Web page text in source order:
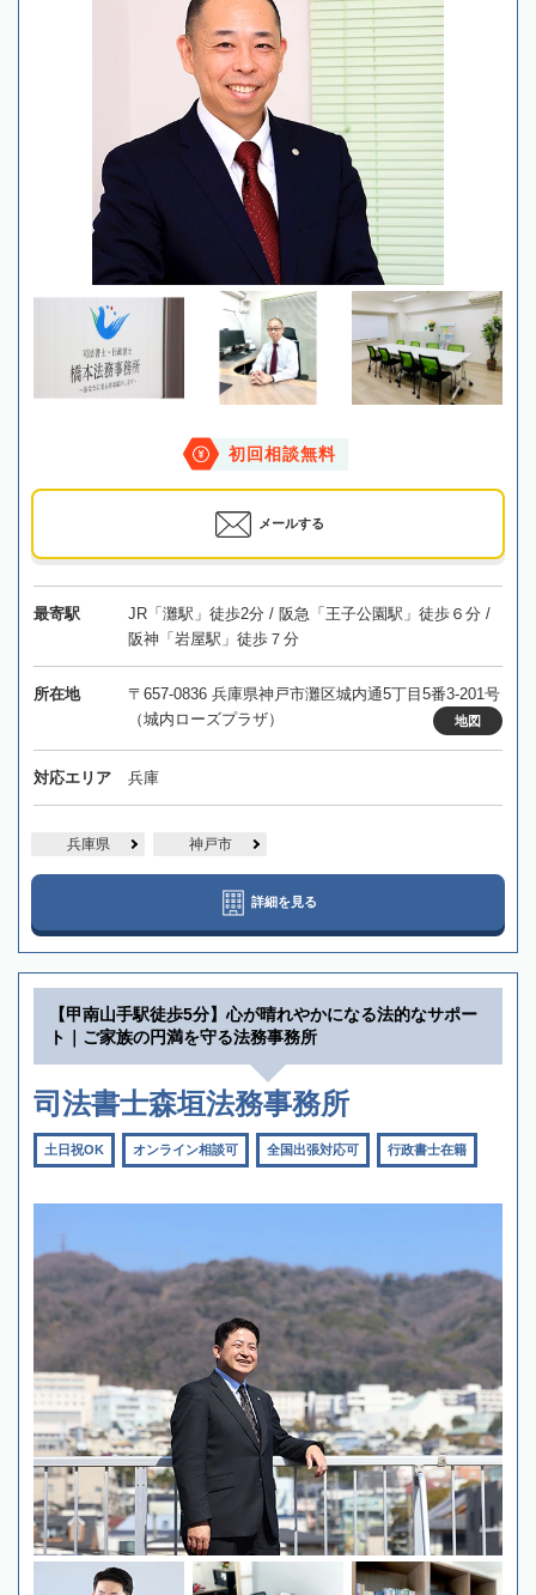
初回相談無料
メールする
最寄駅
JR「灘駅」徒歩2分 / 阪急「王子公園駅」徒歩６分 /
阪神「岩屋駅」徒歩７分
所在地
〒657-0836 兵庫県神戸市灘区城内通5丁目5番3-201号
（城内ローズプラザ）
地図
対応エリア 兵庫
兵庫県 神戸市
詳細を見る
【甲南山手駅徒歩5分】心が晴れやかになる法的なサポー
ト｜ご家族の円満を守る法務事務所
司法書士森垣法務事務所
土日祝OK オンライン相談可 全国出張対応可 行政書士在籍